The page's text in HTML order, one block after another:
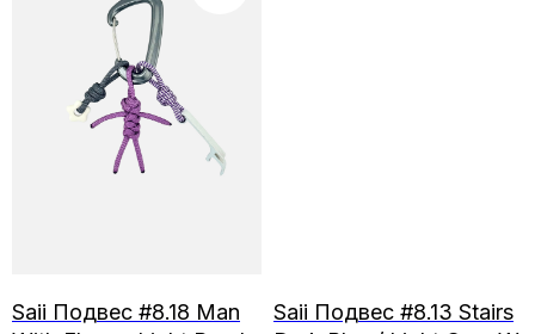
Saii Подвес #8.18 Man
Saii Подвес #8.13 Stairs